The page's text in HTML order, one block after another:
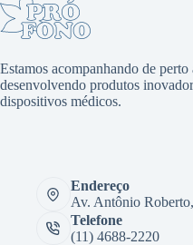
Estamos acompanhando de
desenvolvendo produtos
dispositivos médicos.
Endereço
Av. Antônio
Telefone
(11) 4688-2220